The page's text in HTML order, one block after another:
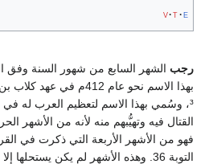
v t e
رجب الشهر السابع من شهور السنة وفق
بهذا الاسم نحو عام 412م
³، وسُمي بهذا الاسم لتعظيم العرب له في
القتال فيه وتهيُّبهم منه لأنه من الأشهر
فهو من الأشهر الأربعة التي ذكرت في
التوبة 36. وهذه الأشهر لم يكن